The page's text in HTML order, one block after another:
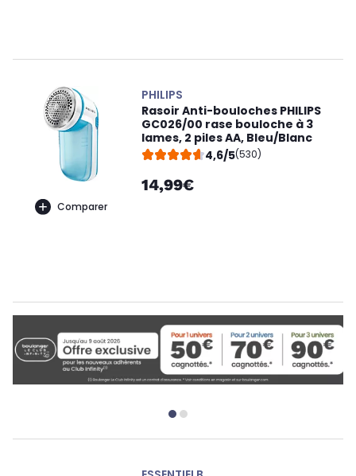
Comparer
PHILIPS
Rasoir Anti-bouloches PHILIPS
GC026/00 rase bouloche à 3
lames, 2 piles AA, Bleu/Blanc
4,6/5(530)
14,99€